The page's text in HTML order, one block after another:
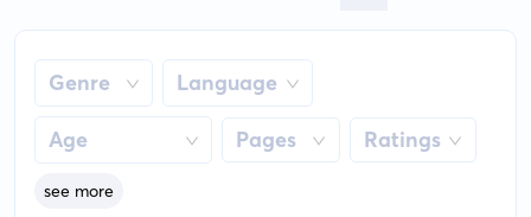
Genre Language
Age Pages Ratings
see more